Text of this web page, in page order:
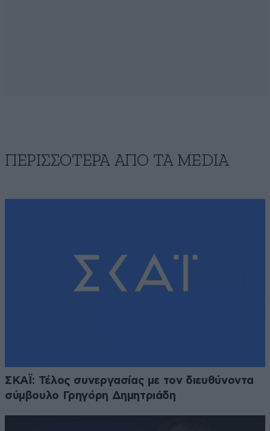
ΠΕΡΙΣΣΟΤΕΡΑ ΑΠΟ ΤA MEDIA
ΣΚΑΪ: Τέλος συνεργασίας με τον διευθύνοντα
σύμβουλο Γρηγόρη Δημητριάδη